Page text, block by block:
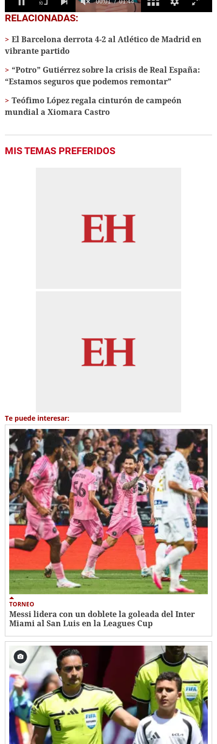
0
seconds
1
minute,
44
RELACIONADAS:
El Barcelona derrota 4-2 al Atlético de Madrid en
vibrante partido
“Potro” Gutiérrez sobre la crisis de Real España:
“Estamos seguros que podemos remontar”
Teófimo López regala cinturón de campeón
mundial a Xiomara Castro
MIS TEMAS PREFERIDOS
Te puede interesar:
TORNEO
Messi lidera con un doblete la goleada del Inter
Miami al San Luis en la Leagues Cup